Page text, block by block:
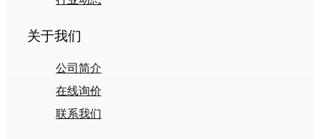
关于我们
公司简介
在线询价
联系我们